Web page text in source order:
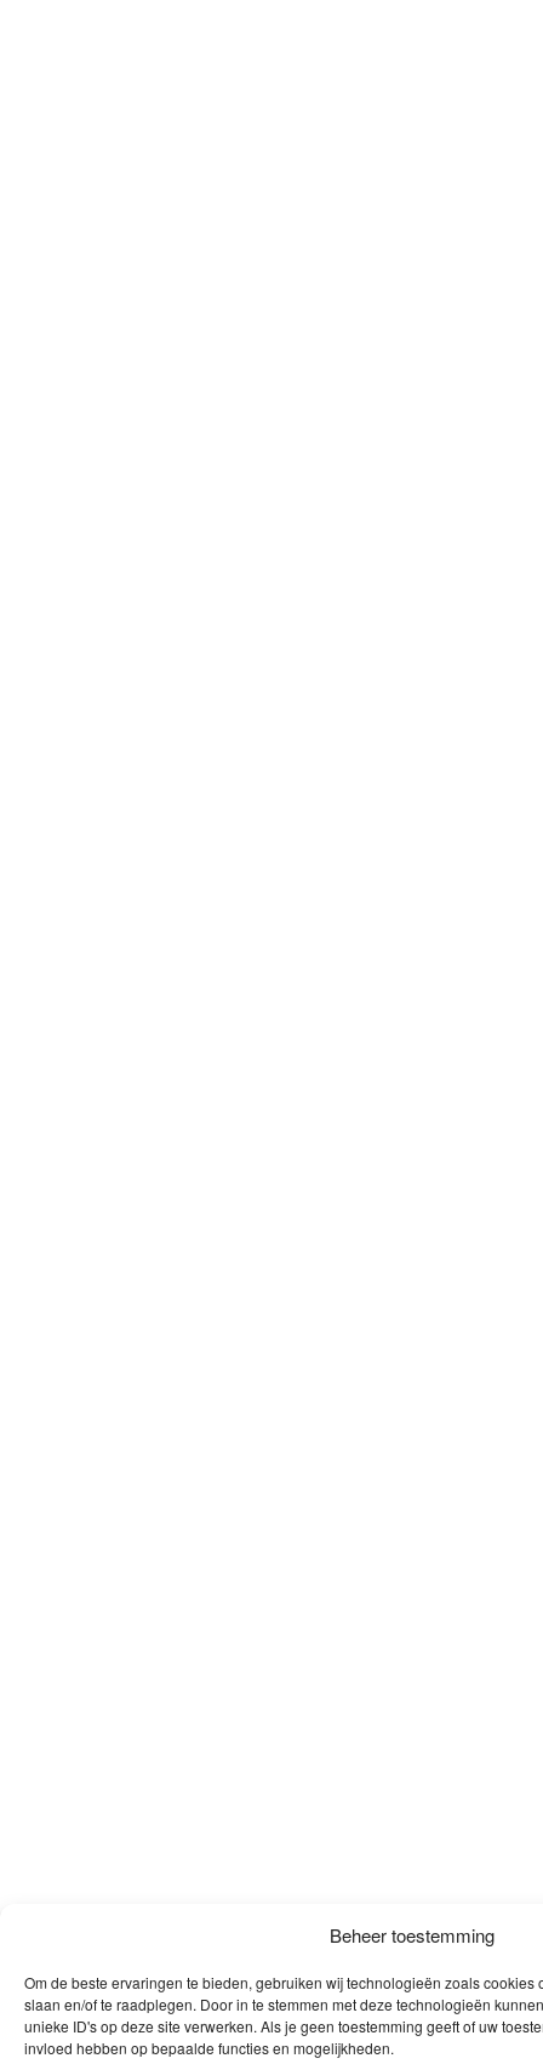
Beheer toestemming
Om de beste ervaringen te bieden, gebruiken wij technologieën zoals cookies
slaan en/of te raadplegen. Door in te stemmen met deze technologieën
unieke ID's op deze site verwerken. Als je geen toestemming geeft of uw
invloed hebben op bepaalde functies en mogelijkheden.